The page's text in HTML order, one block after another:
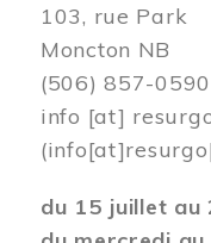
103, rue Park
Moncton NB
(506) 857-0590
info [at]
du 15 juillet au